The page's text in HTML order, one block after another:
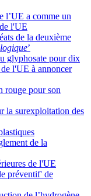
l’UE a comme un
l'UE
de la deuxième
’
glyphosate pour dix
l'UE à annoncer
rouge pour son
la surexploitation des
de la
de l'UE
préventif' de